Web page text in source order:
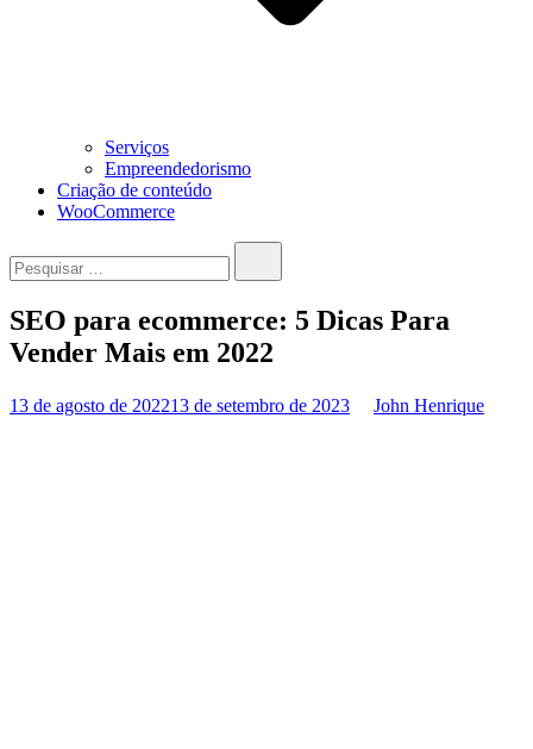
Serviços
Empreendedorismo
Criação de conteúdo
WooCommerce
SEO para ecommerce: 5 Dicas Para
Vender Mais em 2022
13 de agosto de 202213 de setembro de 2023 John Henrique